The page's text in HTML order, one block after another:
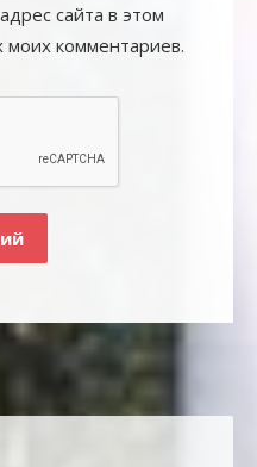
сайта в этом
комментариев.